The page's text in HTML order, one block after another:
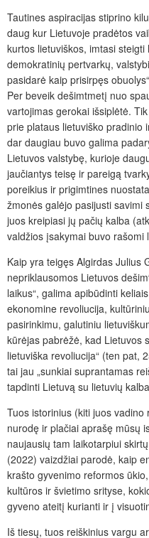
Tautines aspiracijas stiprino
daug kur Lietuvoje pradėtos
kurtos lietuviškos, imtasi
demokratinių pertvarkų,
pasidarė kaip prisirpęs
Per beveik dešimtmetį nuo
vartojimas gerokai išsiplėtė.
prie plataus lietuviško pradinio
dar daugiau buvo galima
Lietuvos valstybę, kurioje
jaučiantys teisę ir pareigą
poreikius ir prigimtines
žmonės galėjo pasijusti savimi
juos kreipiasi jų pačių kalba
valdžios įsakymai buvo rašomi
Kaip yra teigęs Algirdas Julius
nepriklausomos Lietuvos
laikus“, galima apibūdinti
ekonomine revoliucija,
pasirinkimu, galutiniu
kūrėjas pabrėžė, kad Lietuvos
lietuviška revoliucija“ (ten pat,
tai jau „sunkiai suprantamas
tapdinti Lietuvą su lietuvių
Tuos istorinius (kiti juos
nurodę ir plačiai aprašę mūsų
naujausių tam laikotarpiui
(2022) vaizdžiai parodė, kaip
krašto gyvenimo reformos
kultūros ir švietimo srityse,
gyveno ateitį kurianti ir į
Iš tiesų, tuos reiškinius vargu